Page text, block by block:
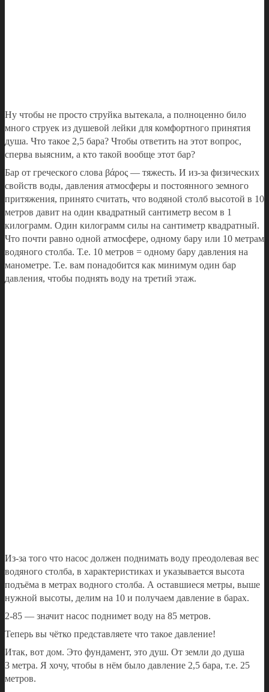
Ну чтобы не просто струйка вытекала, а полноценно било
много струек из душевой лейки для комфортного принятия
душа. Что такое 2,5 бара? Чтобы ответить на этот вопрос,
сперва выясним, а кто такой вообще этот бар?
Бар от греческого слова βάρος — тяжесть. И из-за физических
свойств воды, давления атмосферы и постоянного земного
притяжения, принято считать, что водяной столб высотой в 10
метров давит на один квадратный сантиметр весом в 1
килограмм. Один килограмм силы на сантиметр квадратный.
Что почти равно одной атмосфере, одному бару или 10 метрам
водяного столба. Т.е. 10 метров = одному бару давления на
манометре. Т.е. вам понадобится как минимум один бар
давления, чтобы поднять воду на третий этаж.
Из-за того что насос должен поднимать воду преодолевая вес
водяного столба, в характеристиках и указывается высота
подъёма в метрах водного столба. А оставшиеся метры, выше
нужной высоты, делим на 10 и получаем давление в барах.
2-85 — значит насос поднимет воду на 85 метров.
Теперь вы чётко представляете что такое давление!
Итак, вот дом. Это фундамент, это душ. От земли до душа
3 метра. Я хочу, чтобы в нём было давление 2,5 бара, т.е. 25
метров.